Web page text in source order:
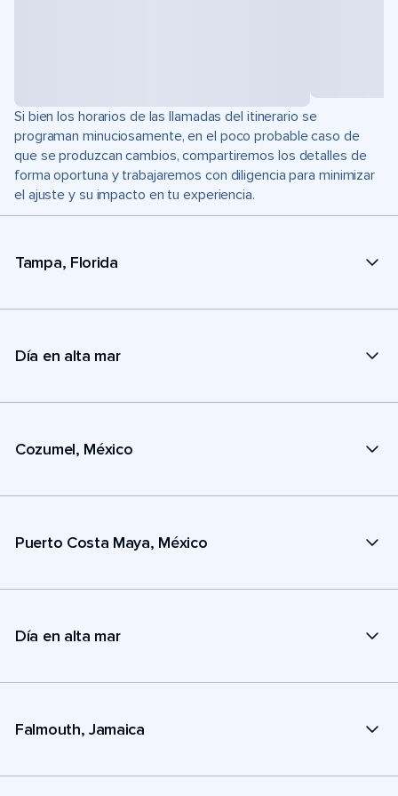
Si bien los horarios de las llamadas del itinerario se
programan minuciosamente, en el poco probable caso de
que se produzcan cambios, compartiremos los detalles de
forma oportuna y trabajaremos con diligencia para minimizar
el ajuste y su impacto en tu experiencia.
Tampa, Florida
Día en alta mar
Cozumel, México
Puerto Costa Maya, México
Día en alta mar
Falmouth, Jamaica